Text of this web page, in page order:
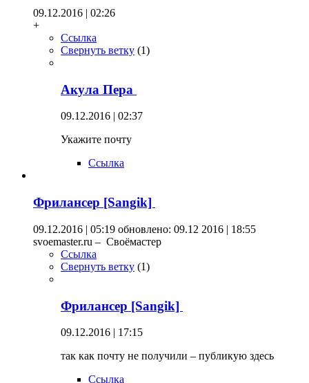
09.12.2016 | 02:26
+
Ссылка
Свернуть ветку (1)
Акула Пера
09.12.2016 | 02:37
Укажите почту
Ссылка
Фрилансер [Sangik]
09.12.2016 | 05:19 обновлено: 09.12 2016 | 18:55
svoemaster.ru – Своёмастер
Ссылка
Свернуть ветку (1)
Фрилансер [Sangik]
09.12.2016 | 17:15
так как почту не получили – публикую здесь
Ссылка